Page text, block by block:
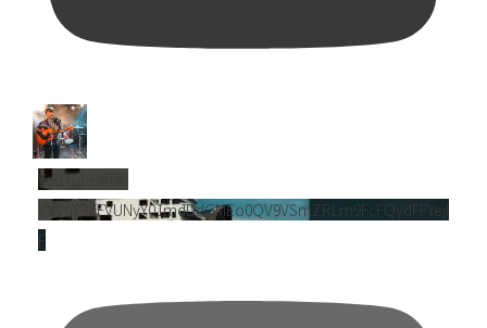
YouTube動画
VVVnY3dFVUNyY01mdDdGMEo0QV9VSmZRLm9FcFQydFFYejl
F